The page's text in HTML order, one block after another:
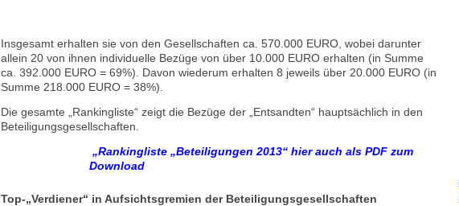
Insgesamt erhalten sie von den Gesellschaften ca. 570.000 EURO, wobei darunter
allein 20 von ihnen individuelle Bezüge von über 10.000 EURO erhalten (in Summe
ca. 392.000 EURO = 69%). Davon wiederum erhalten 8 jeweils über 20.000 EURO (in
Summe 218.000 EURO = 38%).
Die gesamte „Rankingliste“ zeigt die Bezüge der „Entsandten“ hauptsächlich in den
Beteiligungsgesellschaften.
„Rankingliste „Beteiligungen 2013“ hier auch als PDF zum
Download
Top-„Verdiener“ in Aufsichtsgremien der Beteiligungsgesellschaften